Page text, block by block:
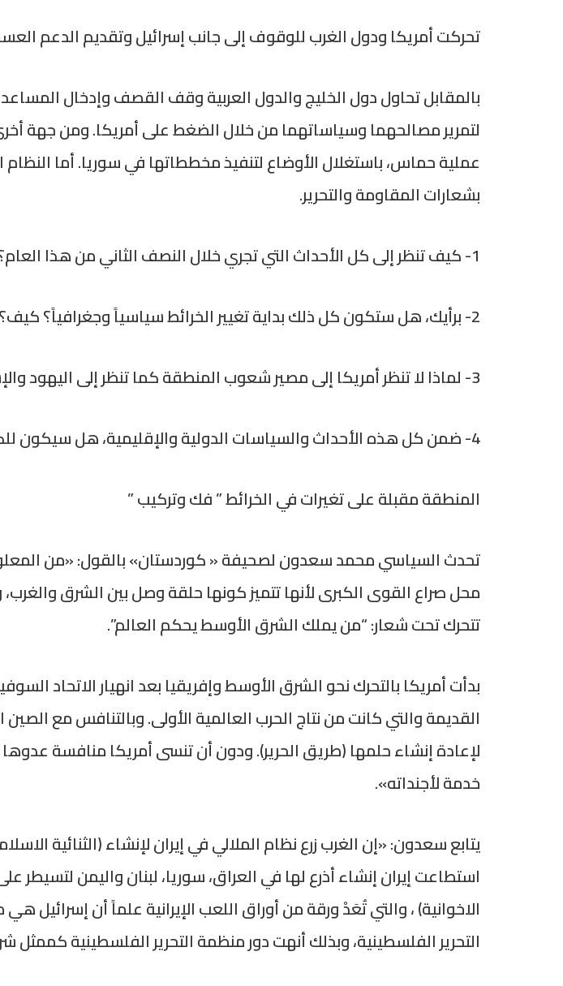
تحركت أمريكا ودول الغرب للوقوف إلى جانب إسرائيل وتقديم الدعم
بالمقابل تحاول دول الخليج والدول العربية وقف القصف وإدخال
لتمرير مصالحهما وسياساتهما من خلال الضغط على أمريكا. ومن جهة
عملية حماس، باستغلال الأوضاع لتنفيذ مخططاتها في سوريا. أما
بشعارات المقاومة والتحرير.
1- كيف تنظر إلى كل الأحداث التي تجري خلال النصف الثاني من هذا العام؟
2- برأيك، هل ستكون كل ذلك بداية تغيير الخرائط سياسياً وجغرافياً؟ كيف؟ ولماذا؟
3- لماذا لا تنظر أمريكا إلى مصير شعوب المنطقة كما تنظر إلى اليهود والإسرائيليين ؟
4- ضمن كل هذه الأحداث والسياسات الدولية والإقليمية، هل سيكون للكورد دور في المرحلة القادمة؟ كيف؟ ولماذا؟
المنطقة مقبلة على تغيرات في الخرائط ” فك وتركيب ”
تحدث السياسي محمد سعدون لصحيفة « كوردستان» بالقول: «من
محل صراع القوى الكبرى لأنها تتميز كونها حلقة وصل بين الشرق
تتحرك تحت شعار: “من يملك الشرق الأوسط يحكم العالم”.
بدأت أمريكا بالتحرك نحو الشرق الأوسط وإفريقيا بعد انهيار الاتحاد
القديمة والتي كانت من نتاج الحرب العالمية الأولى. وبالتنافس مع
لإعادة إنشاء حلمها (طريق الحرير). ودون أن تنسى أمريكا منافسة
خدمة لأجنداته».
يتابع سعدون: «إن الغرب زرع نظام الملالي في إيران لإنشاء (الثنائية
استطاعت إيران إنشاء أذرع لها في العراق، سوريا، لبنان واليمن
الاخوانية) ، والتي تُعَدْ ورقة من أوراق اللعب الإيرانية علماً أن
التحرير الفلسطينية، وبذلك أنهت دور منظمة التحرير الفلسطينية